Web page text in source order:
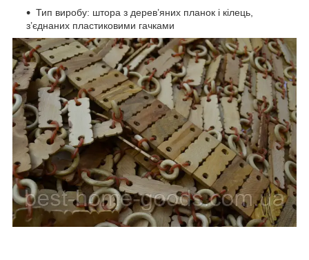
Тип виробу: штора з дерев’яних планок і кілець,
з’єднаних пластиковими гачками